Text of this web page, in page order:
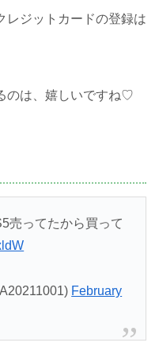
レジットカードの登録は
のは、嬉しいですね♡
売ってたから買って
February